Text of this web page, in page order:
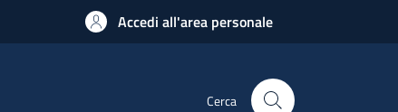
Accedi all'area personale
Cerca